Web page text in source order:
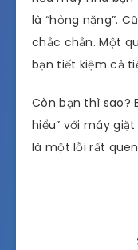
là “hỏng nặng”.
chắc chắn. Một
bạn tiết kiệm cả
Còn bạn thì sao?
hiểu” với máy
là một lỗi rất